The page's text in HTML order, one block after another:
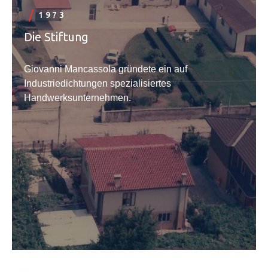
1973
Die Stiftung
Giovanni Mancassola gründete ein auf
Industriedichtungen spezialisiertes
Handwerksunternehmen.